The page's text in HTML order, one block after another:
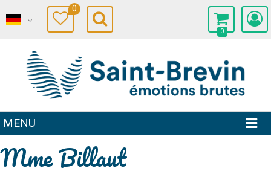
0
0
MENU
Mme Billaut